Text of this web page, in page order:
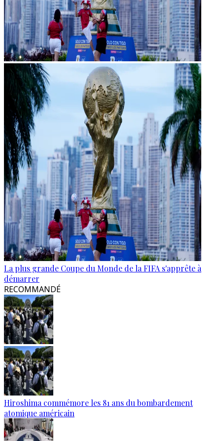
La plus grande Coupe du Monde de la FIFA s'apprête à
démarrer
RECOMMANDÉ
Hiroshima commémore les 81 ans du bombardement
atomique américain